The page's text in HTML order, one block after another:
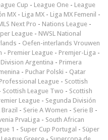
Cup - League One - League
MX - Liga MX - Liga MX Femenil -
Next Pro - Nations League -
League - NWSL National
- Oefen-interlands Vrouwen
- Premier League - Premjer-Liga -
Argentina - Primera
- Puchar Polski - Qatar
League - Scottish
Scottish League Two - Scottish
League - Segunda División
- Serie A Women - Serie B -
PrvaLiga - South African
1 - Super Cup Portugal - Süper